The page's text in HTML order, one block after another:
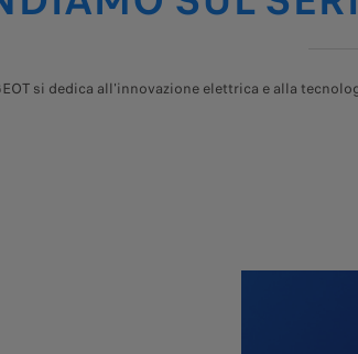
si dedica all'innovazione elettrica e alla